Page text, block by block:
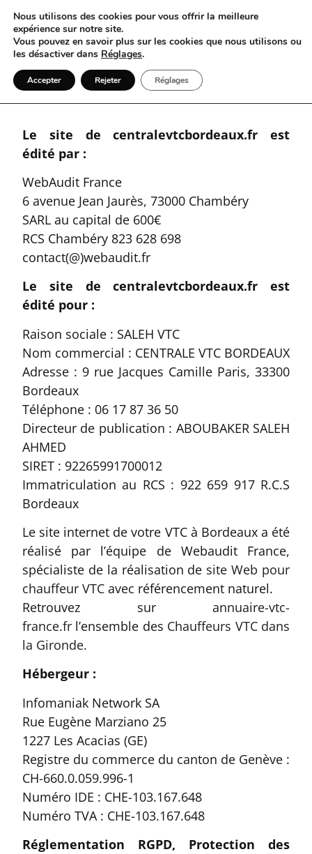
06 17 87 36 50
Le site de centralevtcbordeaux.fr est
édité par :
WebAudit France
6 avenue Jean Jaurès, 73000 Chambéry
SARL au capital de 600€
RCS Chambéry 823 628 698
contact(@)webaudit.fr
Le site de centralevtcbordeaux.fr est
édité pour :
Raison sociale : SALEH VTC
Nom commercial : CENTRALE VTC BORDEAUX
Adresse : 9 rue Jacques Camille Paris, 33300
Bordeaux
Téléphone : 06 17 87 36 50
Directeur de publication : ABOUBAKER SALEH
AHMED
SIRET : 92265991700012
Immatriculation au RCS : 922 659 917 R.C.S
Bordeaux
Le site internet de votre VTC à Bordeaux a été
réalisé par l’équipe de Webaudit France,
spécialiste de la réalisation de site Web pour
chauffeur VTC avec référencement naturel.
Retrouvez sur annuaire-vtc-
france.fr l’ensemble des Chauffeurs VTC dans
la Gironde.
Hébergeur :
Infomaniak Network SA
Rue Eugène Marziano 25
1227 Les Acacias (GE)
Registre du commerce du canton de Genève :
CH-660.0.059.996-1
Numéro IDE : CHE-103.167.648
Numéro TVA : CHE-103.167.648
Réglementation RGPD, Protection des
Nous utilisons des cookies pour vous offrir la meilleure
expérience sur notre site.
Vous pouvez en savoir plus sur les cookies que nous utilisons ou
les désactiver dans Réglages.
Accepter Rejeter Réglages